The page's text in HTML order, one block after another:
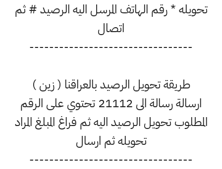
تحويله * رقم الهاتف المرسل اليه الرصيد # ثم
اتصال
---------------------------------
طريقة تحويل الرصيد بالعراقنا ( زين )
ارسالة رسالة الى 21112 تحتوي على الرقم
المطلوب تحويل الرصيد اليه ثم فراغ المبلغ المراد
تحويله ثم ارسال
---------------------------------